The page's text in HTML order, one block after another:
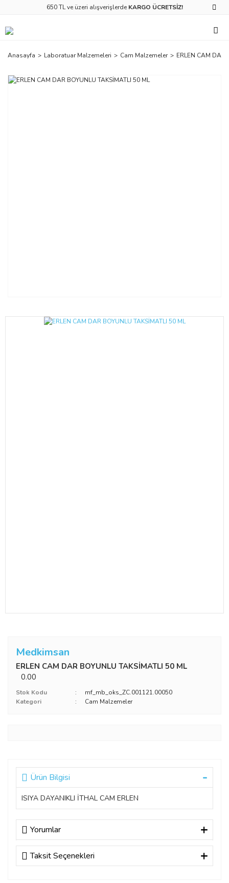
650 TL ve üzeri alışverişlerde KARGO ÜCRETSİZ!
Anasayfa Laboratuar Malzemeleri Cam Malzemeler ERLEN CAM DAR
Medkimsan
ERLEN CAM DAR BOYUNLU TAKSİMATLI 50 ML
0.00
Stok Kodu
mf_mb_oks_ZC.001121.00050
Kategori
Cam Malzemeler
Ürün Bilgisi
ISIYA DAYANIKLI İTHAL CAM ERLEN
Yorumlar
Bu ürüne ilk yorumu siz yapın!
Taksit Seçenekleri